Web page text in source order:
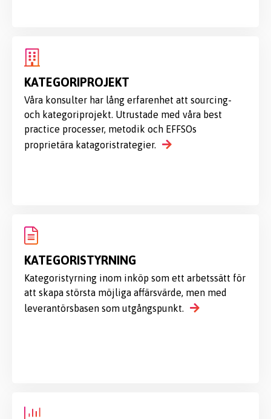
KATEGORIPROJEKT
Våra konsulter har lång erfarenhet att sourcing-
och kategoriprojekt. Utrustade med våra best
practice processer, metodik och EFFSOs
proprietära katagoristrategier.
KATEGORISTYRNING
Kategoristyrning inom inköp som ett arbetssätt för
att skapa största möjliga affärsvärde, men med
leverantörsbasen som utgångspunkt.